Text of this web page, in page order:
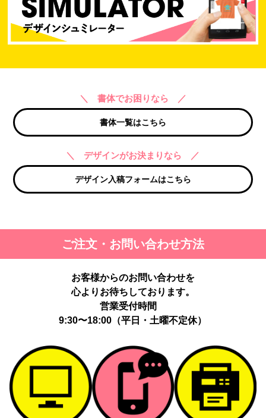
＼ 書体でお困りなら ／
書体一覧はこちら
＼ デザインがお決まりなら ／
デザイン入稿フォームはこちら
ご注文・お問い合わせ方法
お客様からのお問い合わせを
心よりお待ちしております。
営業受付時間
9:30〜18:00（平日・土曜不定休）